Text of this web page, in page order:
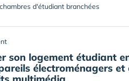
d'étudiant branchées
son logement étudiant
électroménagers et